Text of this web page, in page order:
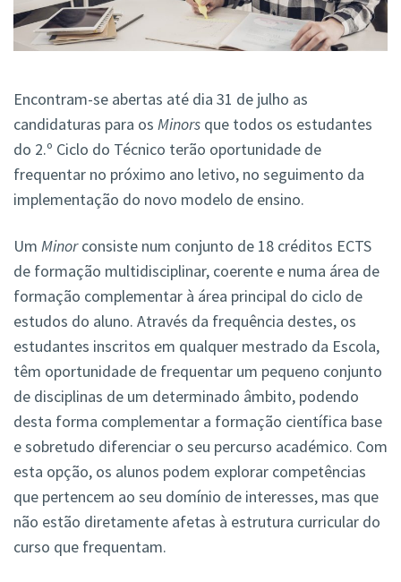
Encontram-se abertas até dia 31 de julho as
candidaturas para os Minors que todos os estudantes
do 2.º Ciclo do Técnico terão oportunidade de
frequentar no próximo ano letivo, no seguimento da
implementação do novo modelo de ensino.
Um Minorconsiste num conjunto de 18 créditos ECTS
de formação multidisciplinar, coerente e numa área de
formação complementar à área principal do ciclo de
estudos do aluno. Através da frequência destes, os
estudantes inscritos em qualquer mestrado da Escola,
têm oportunidade de frequentar um pequeno conjunto
de disciplinas de um determinado âmbito, podendo
desta forma complementar a formação científica base
e sobretudo diferenciar o seu percurso académico. Com
esta opção, os alunos podem explorar competências
que pertencem ao seu domínio de interesses, mas que
não estão diretamente afetas à estrutura curricular do
curso que frequentam.